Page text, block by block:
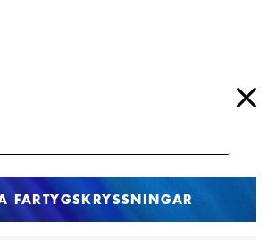
FARTYGSKRYSSNINGAR